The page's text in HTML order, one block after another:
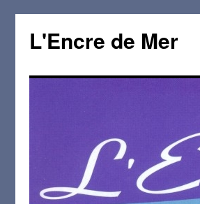
L'Encre de Mer